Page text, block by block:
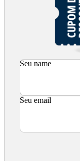
Seu name
Seu email